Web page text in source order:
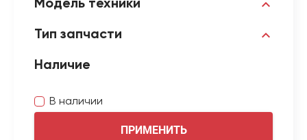
Модель техники
Тип запчасти
Наличие
В наличии
ПРИМЕНИТЬ